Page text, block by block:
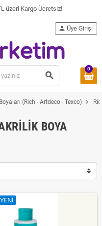
üzeri Kargo Ücretsiz!
search
person Üye Girişi
0
(Rich - Artdeco - Texco) chevron_right
BOYA
YENI